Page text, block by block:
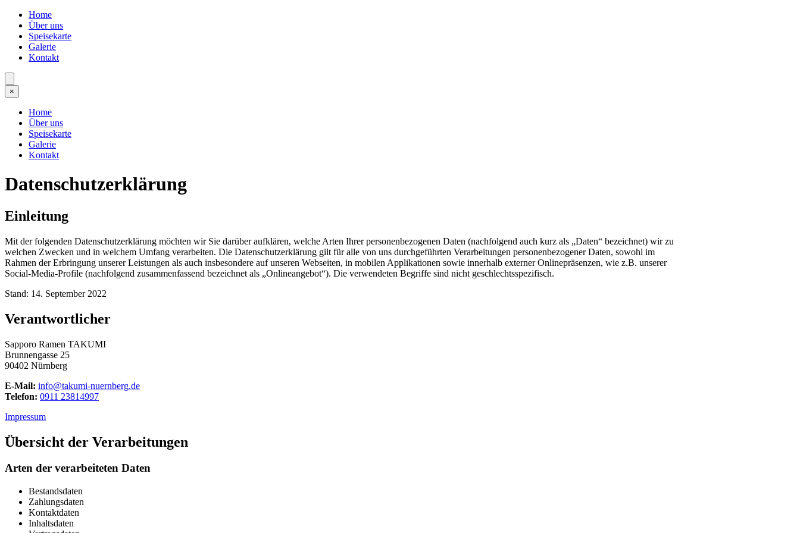
Home
Über uns
Speisekarte
Galerie
Kontakt
×
Home
Über uns
Speisekarte
Galerie
Kontakt
Datenschutzerklärung
Einleitung
Mit der folgenden Datenschutzerklärung möchten wir Sie darüber aufklären, welche Arten Ihrer personenbezogenen Daten (nachfolgend auch kurz als „Daten“ bezeichnet) wir zu
welchen Zwecken und in welchem Umfang verarbeiten. Die Datenschutzerklärung gilt für alle von uns durchgeführten Verarbeitungen personenbezogener Daten, sowohl im
Rahmen der Erbringung unserer Leistungen als auch insbesondere auf unseren Webseiten, in mobilen Applikationen sowie innerhalb externer Onlinepräsenzen, wie z.B. unserer
Social-Media-Profile (nachfolgend zusammenfassend bezeichnet als „Onlineangebot“). Die verwendeten Begriffe sind nicht geschlechtsspezifisch.
Stand: 14. September 2022
Verantwortlicher
Sapporo Ramen TAKUMI
Brunnengasse 25
90402 Nürnberg
E-Mail: info@takumi-nuernberg.de
Telefon: 0911 23814997
Impressum
Übersicht der Verarbeitungen
Arten der verarbeiteten Daten
Bestandsdaten
Zahlungsdaten
Kontaktdaten
Inhaltsdaten